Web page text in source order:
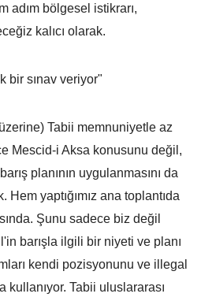
adım bölgesel istikrarı,
kalıcı olarak.
bir sınav veriyor"
Tabii memnuniyetle az
Mescid-i Aksa konusunu değil,
planının uygulanmasını da
Hem yaptığımız ana toplantıda
Şunu sadece biz değil
barışla ilgili bir niyeti ve planı
kendi pozisyonunu ve illegal
kullanıyor. Tabii uluslararası